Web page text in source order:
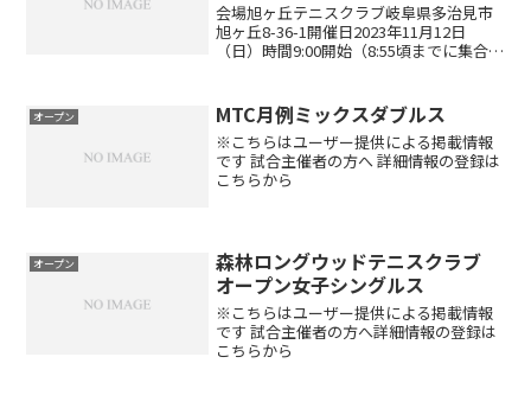
会場旭ヶ丘テニスクラブ岐阜県多治見市
旭ヶ丘8-36-1開催日2023年11月12日
（日）時間9:00開始（8:55頃までに集合）
リーはこちらから※日付、種目にお間...
オープン MTC月例ミックスダブルス
※こちらはユーザー提供による掲載情報
です 試合主催者の方へ 詳細情報の登録は
こちらから
オープン
森林ロングウッドテニスクラブ
オープン女子シングルス
※こちらはユーザー提供による掲載情報
です 試合主催者の方へ詳細情報の登録は
こちらから